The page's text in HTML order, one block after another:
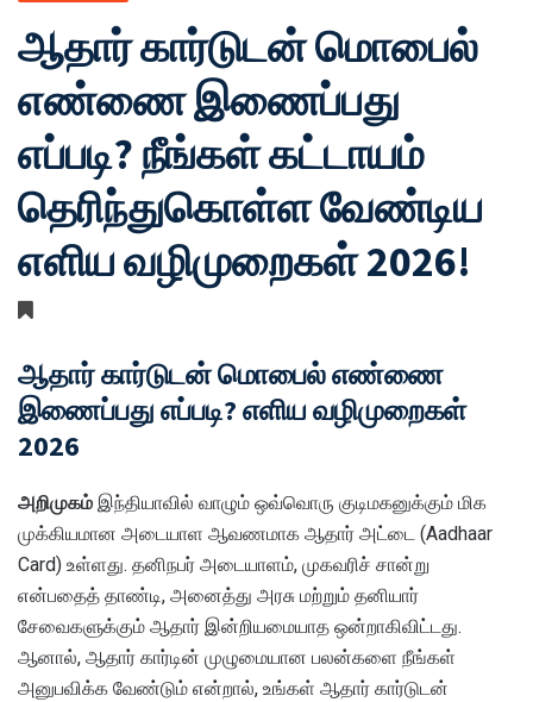
ஆதார் கார்டுடன் மொபைல்
எண்ணை இணைப்பது
எப்படி? நீங்கள் கட்டாயம்
தெரிந்துகொள்ள வேண்டிய
எளிய வழிமுறைகள் 2026!
ஆதார் கார்டுடன் மொபைல் எண்ணை
இணைப்பது எப்படி? எளிய வழிமுறைகள்
2026
அறிமுகம் இந்தியாவில் வாழும் ஒவ்வொரு குடிமகனுக்கும் மிக
முக்கியமான அடையாள ஆவணமாக ஆதார் அட்டை (Aadhaar
Card) உள்ளது. தனிநபர் அடையாளம், முகவரிச் சான்று
என்பதைத் தாண்டி, அனைத்து அரசு மற்றும் தனியார்
சேவைகளுக்கும் ஆதார் இன்றியமையாத ஒன்றாகிவிட்டது.
ஆனால், ஆதார் கார்டின் முழுமையான பலன்களை நீங்கள்
அனுபவிக்க வேண்டும் என்றால், உங்கள் ஆதார் கார்டுடன்